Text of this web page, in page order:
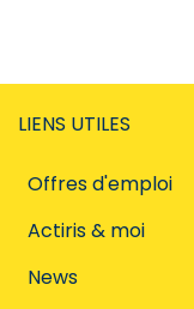
LIENS UTILES
Offres d'emploi
Actiris & moi
News